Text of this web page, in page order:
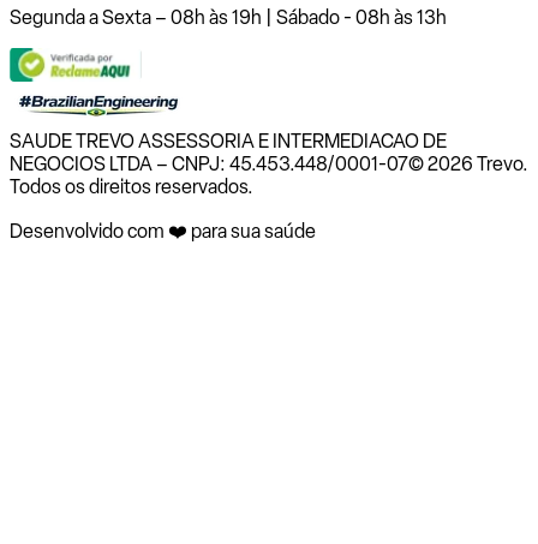
Segunda a Sexta – 08h às 19h | Sábado - 08h às 13h
SAUDE TREVO ASSESSORIA E INTERMEDIACAO DE
NEGOCIOS LTDA – CNPJ: 45.453.448/0001-07© 2026 Trevo.
Todos os direitos reservados.
Desenvolvido com ❤️ para sua saúde